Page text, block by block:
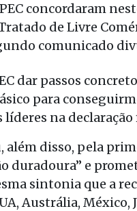
concordaram
de Livre
comunicado
dar passos
para
líderes na
além disso, pela
duradoura” e
sintonia que a
Austrália, México,